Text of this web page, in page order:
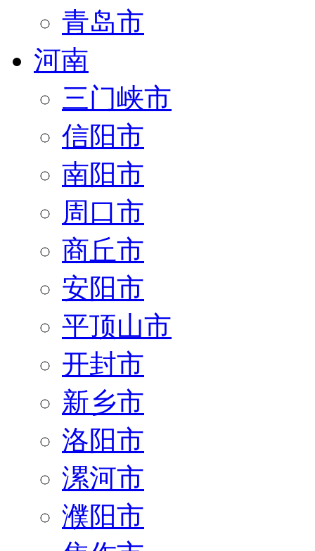
青岛市
河南
三门峡市
信阳市
南阳市
周口市
商丘市
安阳市
平顶山市
开封市
新乡市
洛阳市
漯河市
濮阳市